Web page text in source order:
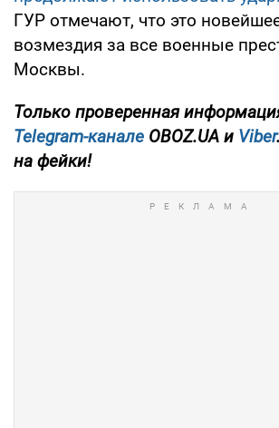
ГУР отмечают, что это
возмездия за все военные
Москвы.
Только проверенная
Telegram-канале OBOZ.UA и Viber
на фейки!